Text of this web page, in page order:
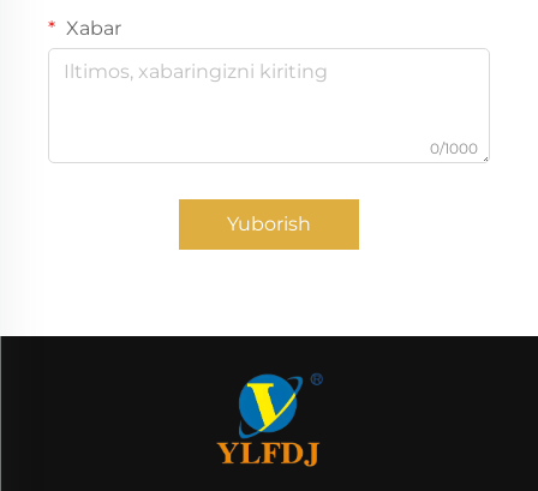
Xabar
0/1000
Yuborish